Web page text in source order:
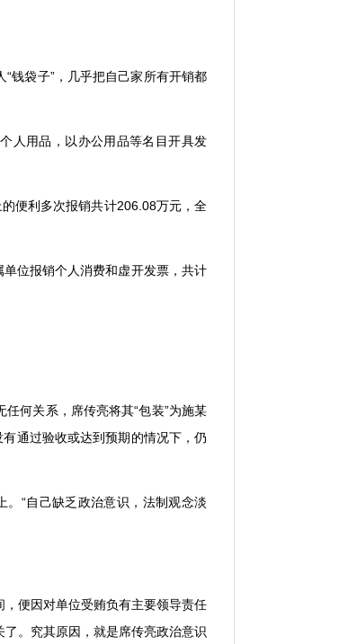
“钱袋子”，几乎把自己家所有开销都
人用品，以办公用品等名目开具发
便利多次报销共计206.08万元，全
位报销个人消费和虚开发票，共计
任何关系，席传亮将其“包装”为施某
通过验收或达到预期的情况下，仍
。 “自己缺乏政治意识，法制观念淡
便因对单位受贿负有主要领导责任
。究其原因，就是席传亮政治意识